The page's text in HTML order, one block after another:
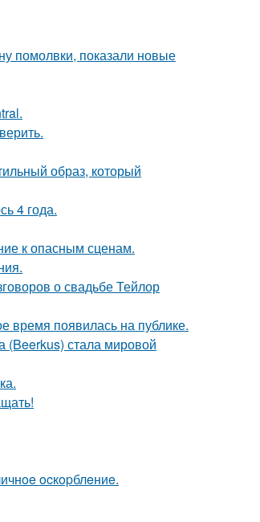
помолвки, показали новые
образ, который
4 года.
к опасным сценам.
о свадьбе Тейлор
время появилась на публике.
(Beerkus) стала мировой
ocкopблeниe.